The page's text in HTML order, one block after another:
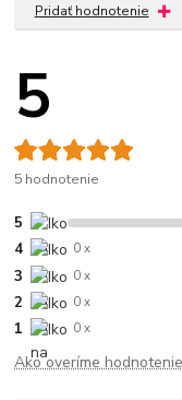
Pridať hodnotenie
5
5 hodnotenie
5
4 0 x
3 0 x
2 0 x
1 0 x
Ako overíme